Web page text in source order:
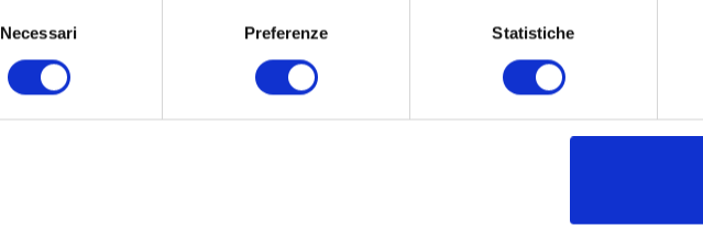
Necessari Preferenze Statistiche